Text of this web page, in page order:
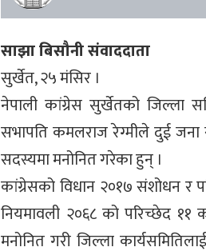
साझा बिसौनी संवाददाता
सुर्खेत, २५ मंसिर ।
नेपाली कांग्रेस सुर्खेतको जिल्ला
सभापति कमलराज रेग्मीले दुई जना
सदस्यमा मनोनित गरेका हुन् ।
कांग्रेसको विधान २०१७ संशोधन र
नियमावली २०६८ को परिच्छेद
मनोनित गरी जिल्ला